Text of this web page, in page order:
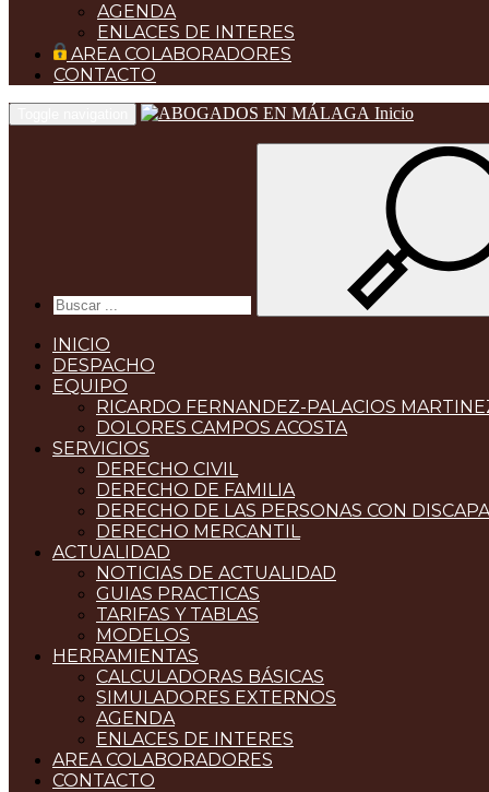
AGENDA
ENLACES DE INTERES
AREA COLABORADORES
CONTACTO
Inicio
INICIO
DESPACHO
EQUIPO
RICARDO FERNANDEZ-PALACIOS
DOLORES CAMPOS ACOSTA
SERVICIOS
DERECHO CIVIL
DERECHO DE FAMILIA
DERECHO DE LAS PERSONAS CON
DERECHO MERCANTIL
ACTUALIDAD
NOTICIAS DE ACTUALIDAD
GUIAS PRACTICAS
TARIFAS Y TABLAS
MODELOS
HERRAMIENTAS
CALCULADORAS BÁSICAS
SIMULADORES EXTERNOS
AGENDA
ENLACES DE INTERES
AREA COLABORADORES
CONTACTO